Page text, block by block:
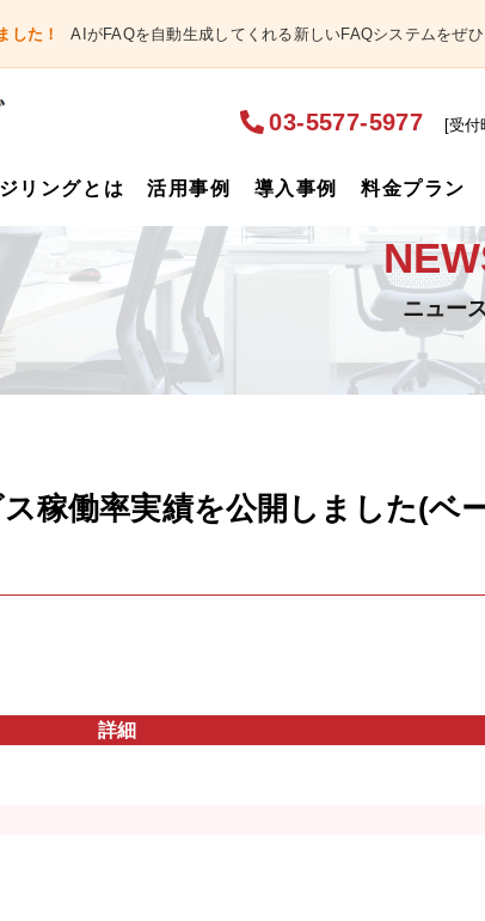
した！ AIがFAQを自動生成してくれる新しいFAQシステムをぜひ
03-5577-5977 [受
リングとは 活用事例 導入事例 料金プラン
ニュー
稼働率実績を公開しました(ベ
詳細